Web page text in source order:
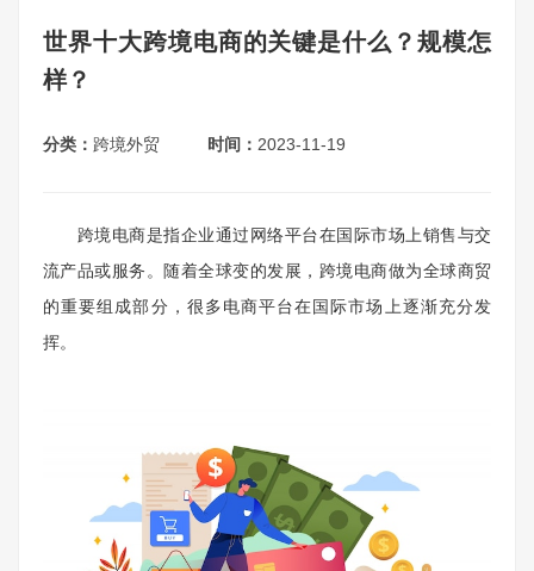
世界十大跨境电商的关键是什么？规模怎
样？
分类： 跨境外贸 时间： 2023-11-19
跨境电商是指企业通过网络平台在国际市场上销售与交
流产品或服务。随着全球变的发展，跨境电商做为全球商贸
的重要组成部分，很多电商平台在国际市场上逐渐充分发
挥。